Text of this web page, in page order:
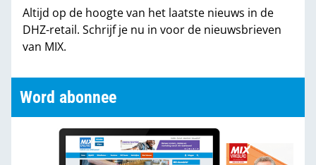
Partners
Altijd op de hoogte van het laatste nieuws in de
DHZ-retail. Schrijf je nu in voor de nieuwsbrieven
van MIX.
Word abonnee